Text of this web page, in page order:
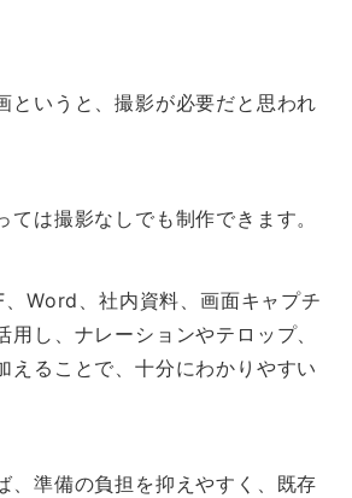
というと、撮影が必要だと思われ
ては撮影なしでも制作できます。
Word、社内資料、画面キャプチ
用し、ナレーションやテロップ、
えることで、十分にわかりやすい
、準備の負担を抑えやすく、既存